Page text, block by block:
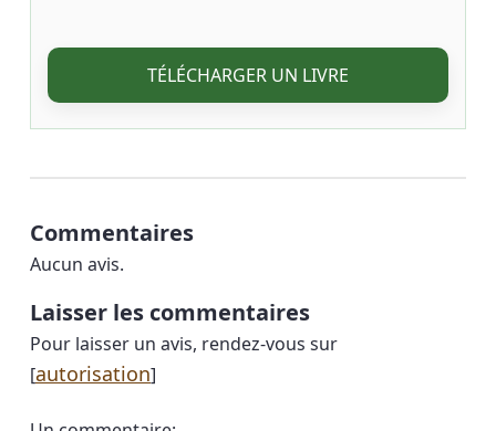
TÉLÉCHARGER UN LIVRE
Commentaires
Aucun avis.
Laisser les commentaires
Pour laisser un avis, rendez-vous sur
[autorisation]